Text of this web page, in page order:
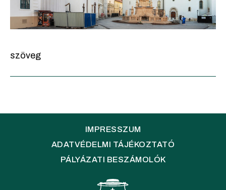
szöveg
IMPRESSZUM
ADATVÉDELMI TÁJÉKOZTATÓ
PÁLYÁZATI BESZÁMOLÓK